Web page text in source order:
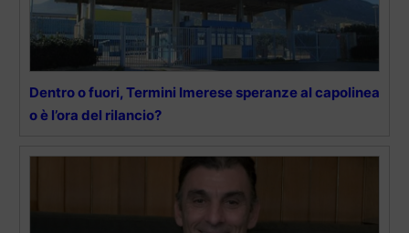
Dentro o fuori, Termini Imerese speranze al capolinea
o è l’ora del rilancio?